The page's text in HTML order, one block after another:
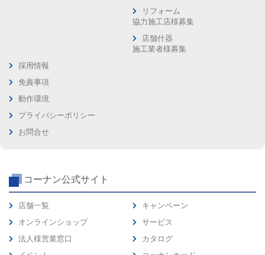
リフォーム
協力施工店様募集
店舗什器
施工業者様募集
採用情報
免責事項
動作環境
プライバシーポリシー
お問合せ
コーナン公式サイト
店舗一覧
オンラインショップ
法人様営業窓口
キャンペーン
サービス
カタログ